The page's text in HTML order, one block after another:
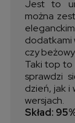
Jest to
można
dodatkami
czy
Taki top to
sprawdzi
dzień, jak i
wersjach.
Skład: